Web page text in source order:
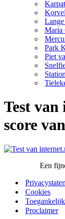
Maria
Park
Piet
Test
score
Een
Cookies
Proclaimer